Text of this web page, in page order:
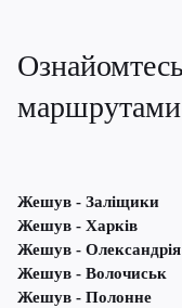
маршрутами
Жешув - Заліщики
Жешув - Харків
Жешув - Олександрія
Жешув - Волочиськ
Жешув - Полонне